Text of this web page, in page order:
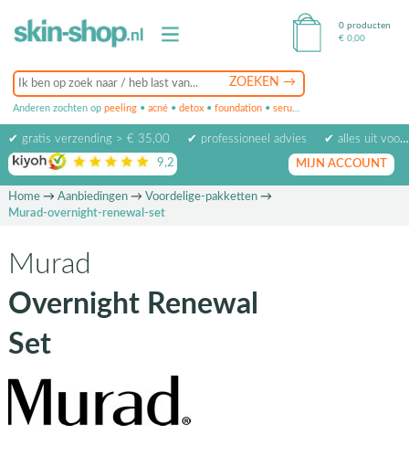
Anderen zochten op peeling • acné • detox • foundation • serum
0 producten
€ 0,00
✔ gratis verzending > € 35,00 ✔ professioneel advies
✔ alles uit voorraad leverbaar
9,2 op basis van beoordelingen
MIJN ACCOUNT
Home→ Aanbiedingen→ Voordelige-pakketten→
Murad-overnight-renewal-set
Murad
Overnight Renewal
Set